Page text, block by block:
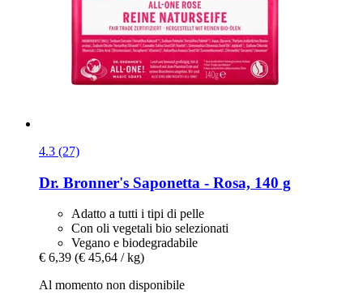
4.3 (27)
Dr. Bronner's Saponetta -​ Rosa, 140 g
Adatto a tutti i tipi di pelle
Con oli vegetali bio selezionati
Vegano e biodegradabile
€ 6,39 (€ 45,64 / kg)
Al momento non disponibile